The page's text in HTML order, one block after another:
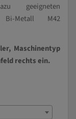
geeigneten
Bi-Metall M42
Maschinentyp
rechts ein.